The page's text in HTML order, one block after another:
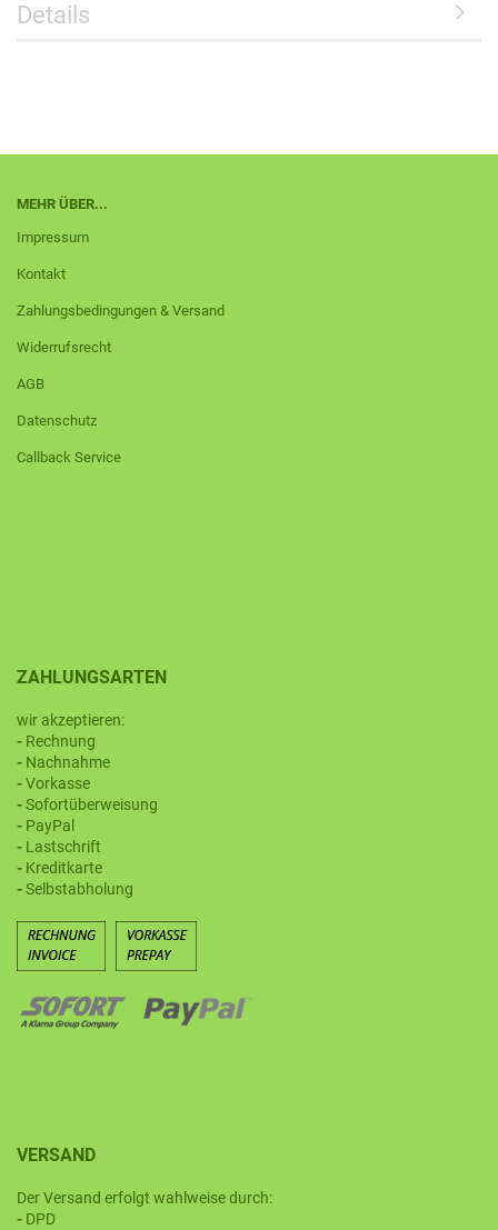
Details
MEHR ÜBER...
Impressum
Kontakt
Zahlungsbedingungen & Versand
Widerrufsrecht
AGB
Datenschutz
Callback Service
ZAHLUNGSARTEN
wir akzeptieren:
- Rechnung
- Nachnahme
-Vorkasse
-Sofortüberweisung
- PayPal
- Lastschrift
- Kreditkarte
-Selbstabholung
VERSAND
Der Versand erfolgt wahlweise durch:
- DPD